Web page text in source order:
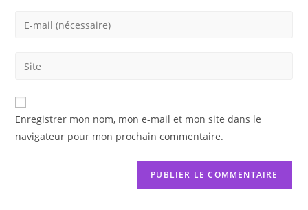
Enter
address
comment
Saisir
de
votre
(facultatif)
Enregistrer mon nom, mon e-mail et mon site dans le
navigateur pour mon prochain commentaire.